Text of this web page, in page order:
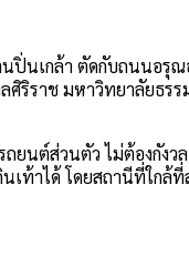
ปิ่นเกล้า ตัดกับถนนอรุ
ริราช มหาวิทยาลัยธร
ยนต์ส่วนตัว ไม่ต้องกัง
ท้าได้ โดยสถานีที่ใก